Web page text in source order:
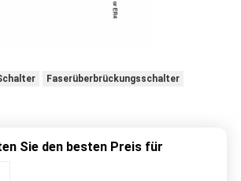
Faserüberbrückungsschalter
Sie den besten Preis für